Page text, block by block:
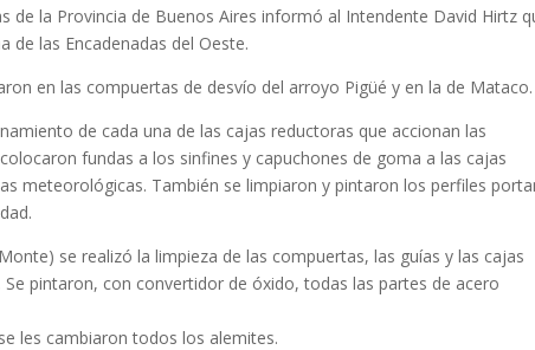
de la Provincia de Buenos Aires informó al Intendente David Hirtz
de las Encadenadas del Oeste.
en las compuertas de desvío del arroyo Pigüé y en la de Mataco.
de cada una de las cajas reductoras que accionan las
fundas a los sinfines y capuchones de goma a las cajas
meteorológicas. También se limpiaron y pintaron los perfiles
se realizó la limpieza de las compuertas, las guías y las cajas
pintaron, con convertidor de óxido, todas las partes de acero
les cambiaron todos los alemites.